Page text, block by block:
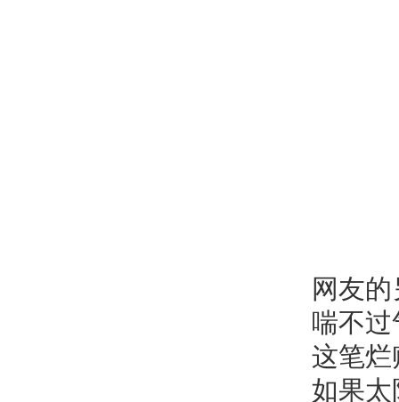
网友
喘不
这笔烂
如果太